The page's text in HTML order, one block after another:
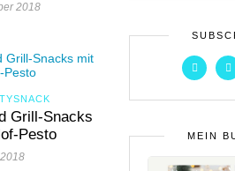
2018
Grill-Snacks
Pesto
MEIN